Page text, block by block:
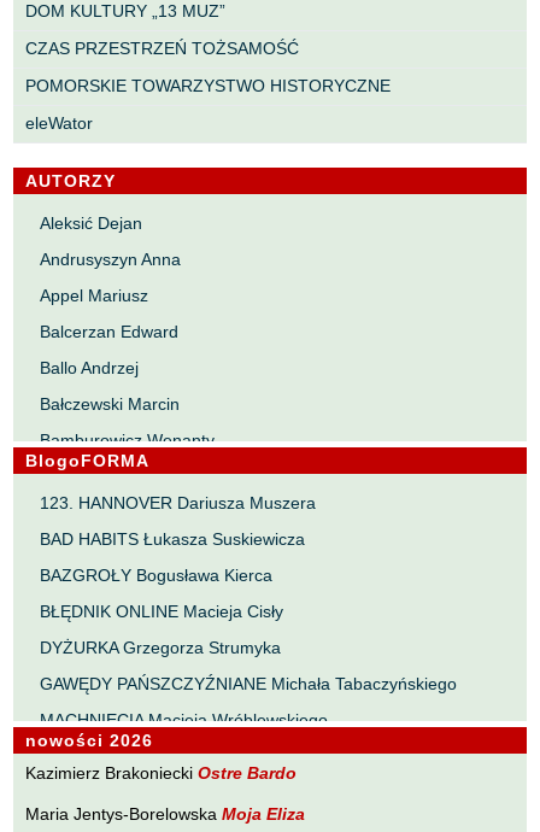
DOM KULTURY „13 MUZ”
CZAS PRZESTRZEŃ TOŻSAMOŚĆ
POMORSKIE TOWARZYSTWO HISTORYCZNE
eleWator
AUTORZY
Aleksić Dejan
Andrusyszyn Anna
Appel Mariusz
Balcerzan Edward
Ballo Andrzej
Bałczewski Marcin
Bamburowicz Wenanty
Bawołek Waldemar
Bereza Henryk
Berezin Kostia
Bielawa Jacek
Biernacka Alina
Bieszczad Maciej
Bigoszewska Maria
Bitner Dariusz
Błahy Jarosław
BlogoFORMA
123. HANNOVER Dariusza Muszera
BAD HABITS Łukasza Suskiewicza
BAZGROŁY Bogusława Kierca
BŁĘDNIK ONLINE Macieja Cisły
DYŻURKA Grzegorza Strumyka
GAWĘDY PAŃSZCZYŹNIANE Michała Tabaczyńskiego
MACHNIĘCIA Macieja Wróblewskiego
MAŁOMIASTECZKOWE ZRYWY Zbigniewa Wojciechowicza
nowości 2026
Kazimierz BrakonieckiOstre Bardo
Maria Jentys-BorelowskaMoja Eliza